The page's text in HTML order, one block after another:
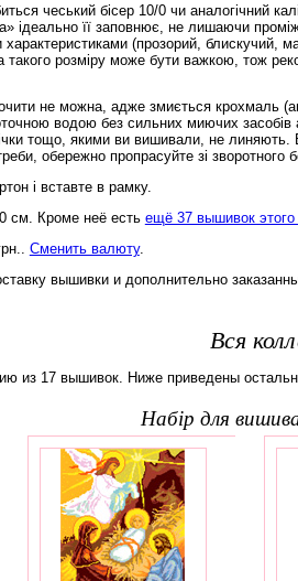
чеський бісер 10/0 чи аналогічний
ідеально її заповнює, не лишаючи
характеристиками (прозорий, блискучий,
розміру може бути важкою, тож
не можна, адже змиється крохмаль
водою без сильних миючих
тощо, якими ви вишивали, не
обережно пропрасуйте зі зворотного
і вставте в рамку.
см. Кроме неё есть ещё 37 вышивок этого
Сменить валюту.
вышивки и дополнительно
Вся
из 17 вышивок. Ниже приведены
набір для